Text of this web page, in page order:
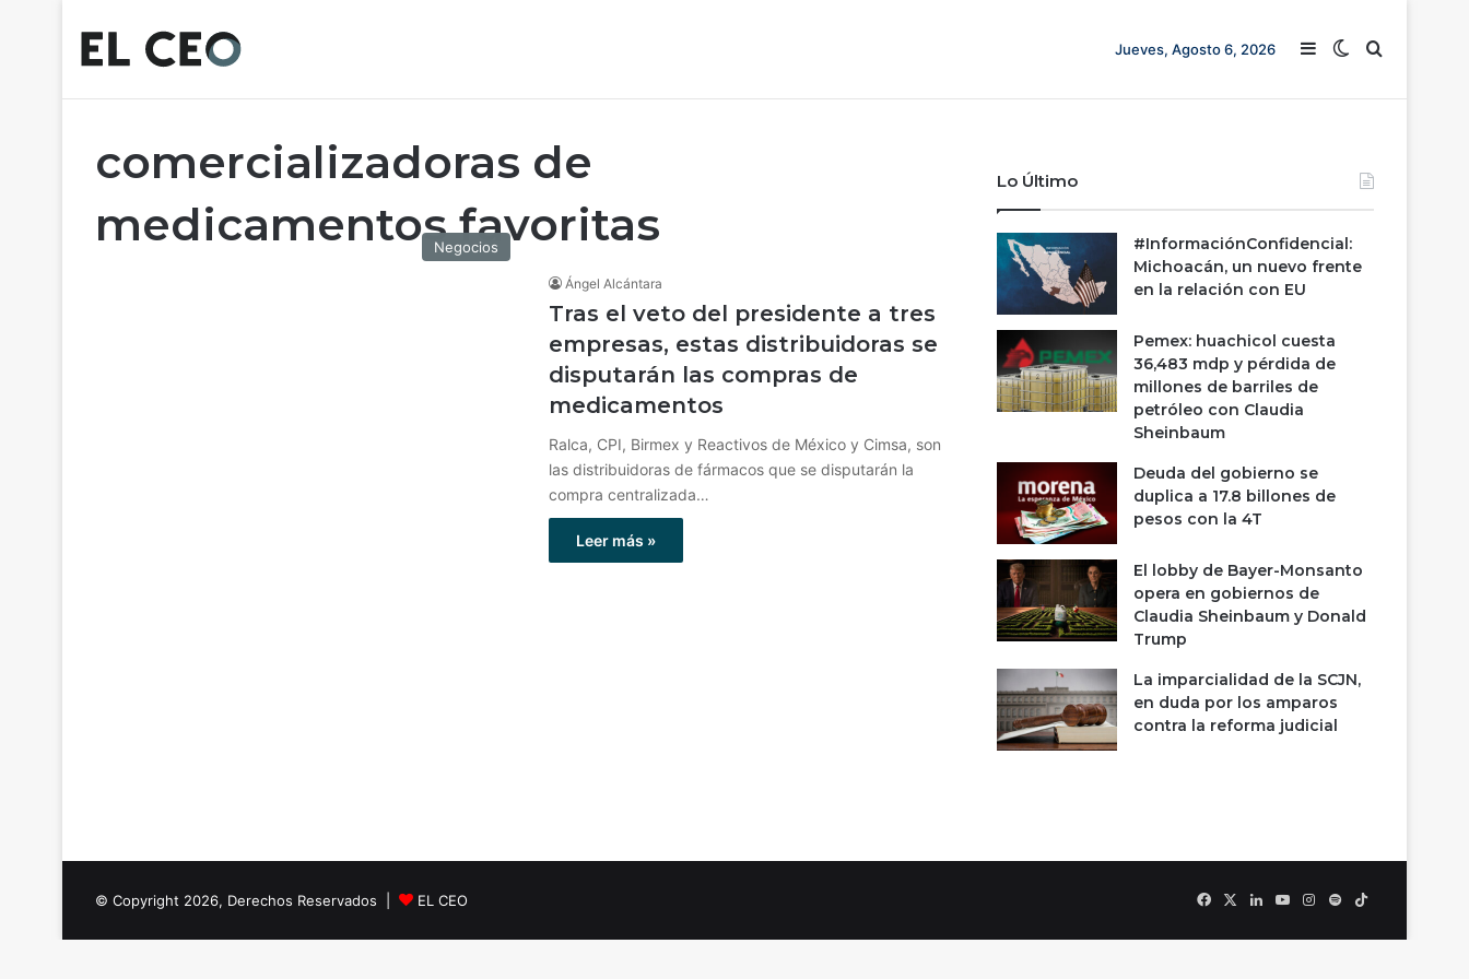
Jueves, Agosto 6, 2026 Barra lateral
Switch skin
Buscar
comercializadoras de
medicamentos favoritas
Negocios
Ángel Alcántara
Tras el veto del presidente a tres
empresas, estas distribuidoras se
disputarán las compras de
medicamentos
Ralca, CPI, Birmex y Reactivos de México y Cimsa, son
las distribuidoras de fármacos que se disputarán la
compra centralizada…
Leer más »
Lo Último
#InformaciónConfidencial:
Michoacán, un nuevo frente
en la relación con EU
Pemex: huachicol cuesta
36,483 mdp y pérdida de
millones de barriles de
petróleo con Claudia
Sheinbaum
Deuda del gobierno se
duplica a 17.8 billones de
pesos con la 4T
El lobby de Bayer-Monsanto
opera en gobiernos de
Claudia Sheinbaum y Donald
Trump
La imparcialidad de la SCJN,
en duda por los amparos
contra la reforma judicial
© Copyright 2026, Derechos Reservados | EL CEO FacebookLinkedInYouTubeInstagram
SpotifyTikTok